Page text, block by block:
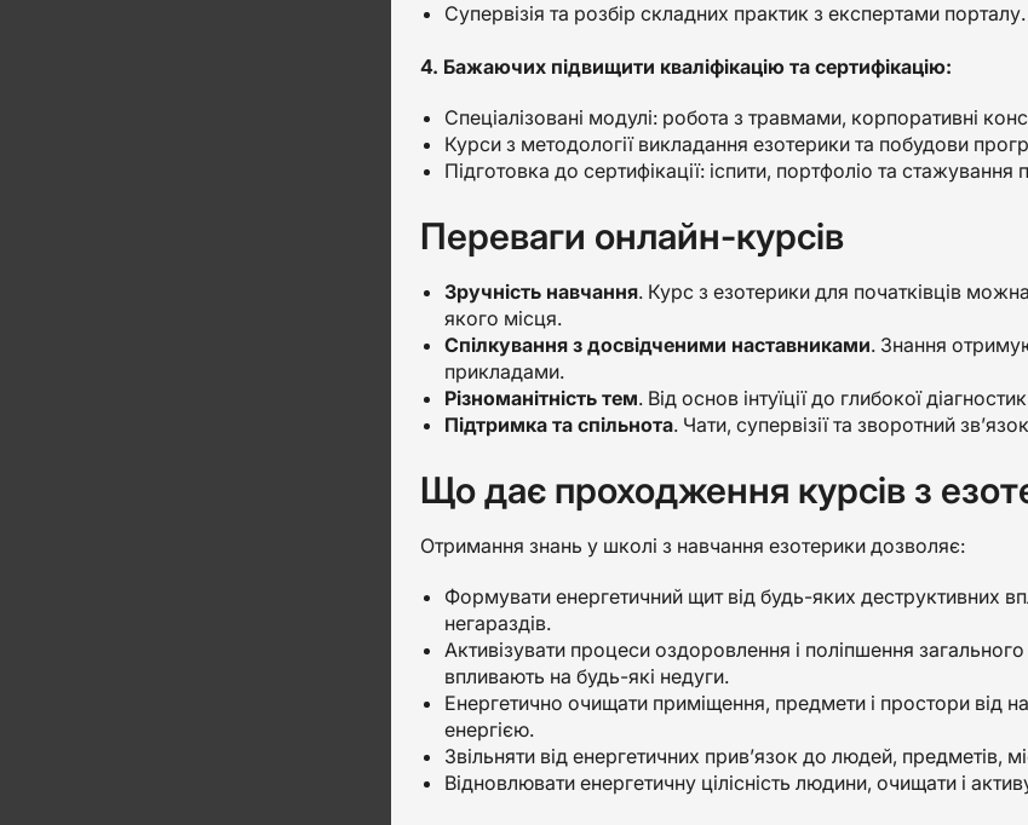
Супервізія та розбір складних практик з експертами порталу.
4. Бажаючих підвищити кваліфікацію та сертифікацію:
Спеціалізовані модулі: робота з травмами, корпоративні
Курси з методології викладання езотерики та побудови
Підготовка до сертифікації: іспити, портфоліо та стажування
Переваги онлайн-курсів
Зручність навчання. Курс з езотерики для початківців
якого місця.
Спілкування з досвідченими наставниками. Знання
прикладами.
Різноманітність тем. Від основ інтуїції до глибокої
Підтримка та спільнота. Чати, супервізії та зворотний
Що дає проходження курсів з
Отримання знань у школі з навчання езотерики дозволяє:
Формувати енергетичний щит від будь-яких деструктивних
негараздів.
Активізувати процеси оздоровлення і поліпшення
впливають на будь-які недуги.
Енергетично очищати приміщення, предмети і простори від
енергією.
Звільняти від енергетичних прив’язок до людей, предметів,
Відновлювати енергетичну цілісність людини, очищати і